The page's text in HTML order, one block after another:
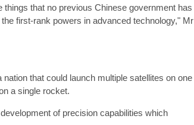
that no previous Chinese government has
first-rank powers in advanced technology," Mr
that could launch multiple satellites on one
a single rocket.
of precision capabilities which